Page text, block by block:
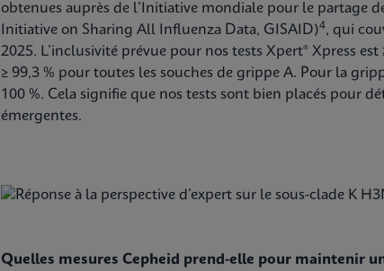
obtenues auprès de l’Initiative mondiale pour le partage
Initiative on Sharing All Influenza Data, GISAID)4, qui
2025. L’inclusivité prévue pour nos tests Xpert® Xpress
≥ 99,3 % pour toutes les souches de grippe A. Pour la
100 %. Cela signifie que nos tests sont bien placés pour
émergentes.
Quelles mesures Cepheid prend-elle pour maintenir